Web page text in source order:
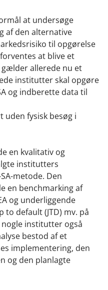
at undersøge
af den alternative
til opgørelse
at blive et
gælder allerede nu et
institutter skal opgøre
og indberette data til
uden fysisk besøg i
en kvalitativ og
institutters
metode. Den
en benchmarking af
og underliggende
default (JTD) mv. på
institutter også
bestod af et
implementering, den
og den planlagte